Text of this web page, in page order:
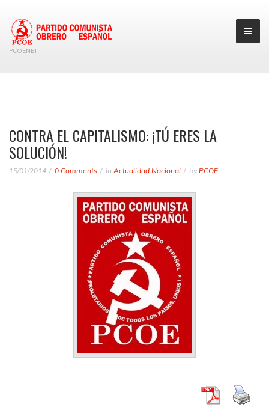
PCOENET
CONTRA EL CAPITALISMO: ¡TÚ ERES LA
SOLUCIÓN!
15/01/2014 0 Comments in Actualidad Nacional by PCOE